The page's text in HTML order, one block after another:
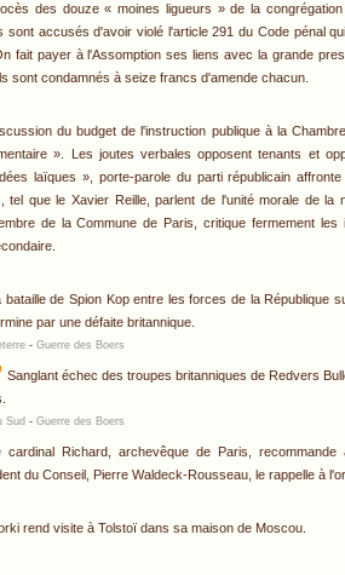
des douze « moines ligueurs » de la
sont accusés d'avoir violé l'article 291 du Code pénal
fait payer à l'Assomption ses liens avec la grande
sont condamnés à seize francs d'amende chacun.
du budget de l'instruction publique à la
». Les joutes verbales opposent tenants et
laïques », porte-parole du parti républicain
tel que le Xavier Reille, parlent de l'unité morale de
de la Commune de Paris, critique fermement
bataille de Spion Kop entre les forces de la République
par une défaite britannique.
- Guerre des Boers
Sanglant échec des troupes britanniques de Redvers
Sud - Guerre des Boers
cardinal Richard, archevêque de Paris,
du Conseil, Pierre Waldeck-Rousseau, le rappelle à
rend visite à Tolstoï dans sa maison de Moscou.